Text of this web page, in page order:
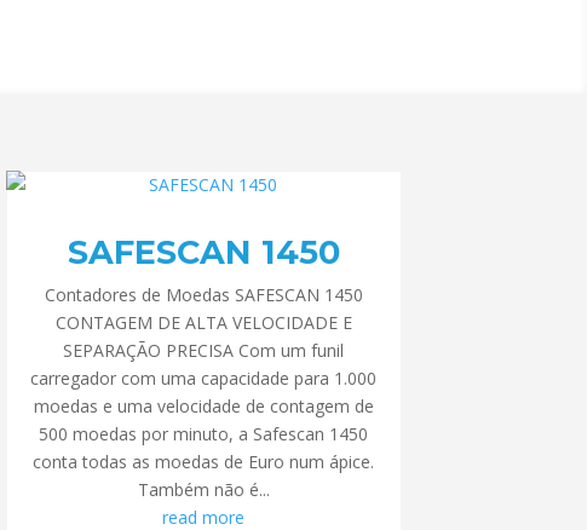
SAFESCAN 1450
Contadores de Moedas SAFESCAN 1450
CONTAGEM DE ALTA VELOCIDADE E
SEPARAÇÃO PRECISA Com um funil
carregador com uma capacidade para 1.000
moedas e uma velocidade de contagem de
500 moedas por minuto, a Safescan 1450
conta todas as moedas de Euro num ápice.
Também não é...
read more